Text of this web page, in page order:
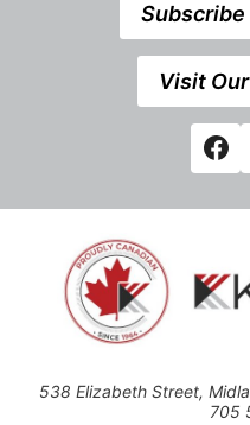
Subscribe
Visit
538 Elizabeth Street,
705